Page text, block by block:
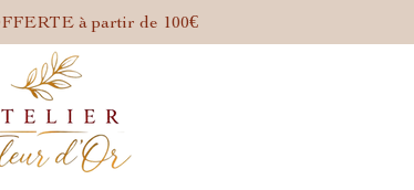
à partir de 100€